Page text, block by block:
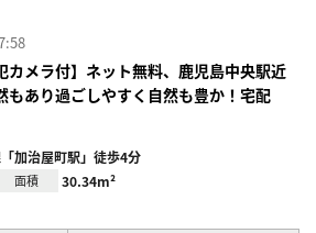
カメラ付】ネット無料、鹿児島中央駅近
あり過ごしやすく自然も豊か！宅配
加治屋町駅」徒歩4分
面積 30.34m²